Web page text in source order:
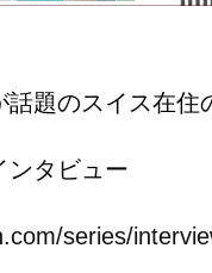
題のスイス在住
ンタビュー
series/